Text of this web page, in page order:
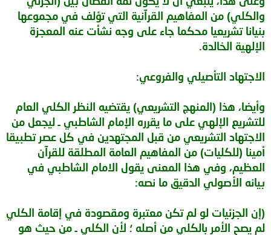
والكلي) من المفاهيم القرآنية التي تؤلف في مجموعها
بنيانا تشريعيا محكما جاء على وجه نشأت عنه المعجزة
الإلهية الخالدة.
الاجتهاد التأصيلي والفروعي:
وأيضا، هذا (المنهج التشريعي) يقتضيه النظر الكلي العام
للتشريع الإلهي على ما يقرره الإمام الشاطبي ـ ليجعل من
الاجتهاد التشريعي من قبل المجتهدين في كل عصر تطبيقا
أمينا (للكليات) من المفاهيم العامة المطلقة للقرآن
العظيم، وفي هذا المعنى يقول الامام الشاطبي في
بيانه الأصولي الدقيق ما نصه:
(إن الجزئيات لو لم تكن معتبرة ومقصودة في إقامة الكلي
لم يصح الأمر بالكلي من أصله ؛ لأن الكلي ـ من حيث هو